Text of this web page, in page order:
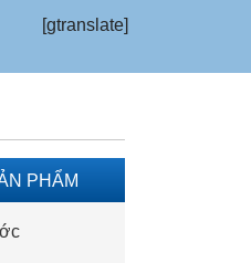
[gtranslate]
PHẨM